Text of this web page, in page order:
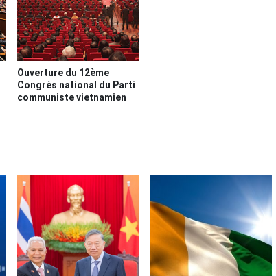
Ouverture du 12ème
Congrès national du Parti
communiste vietnamien